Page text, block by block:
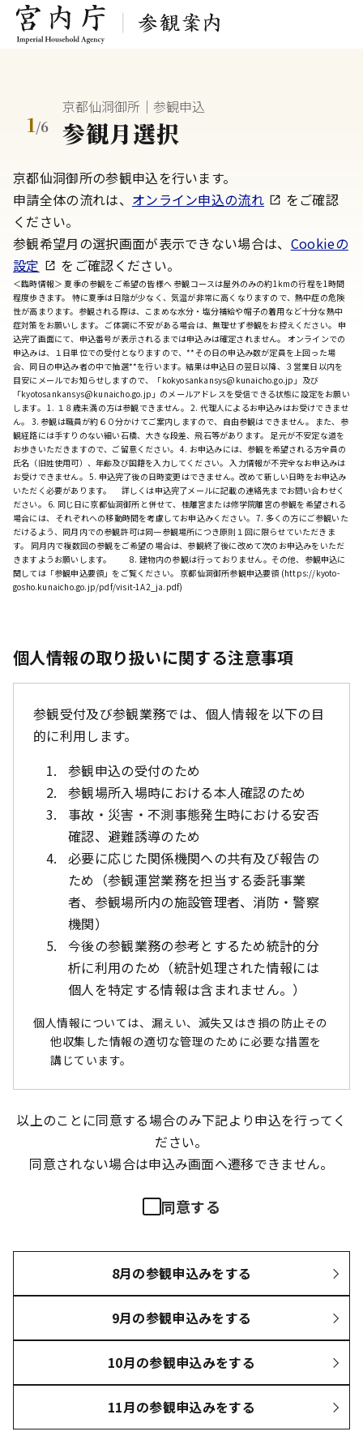
1/6
京都仙洞御所｜参観申込
参観月選択
京都仙洞御所の参観申込を行います。
申請全体の流れは、 オンライン申込の流れ
をご確認
ください。
参観希望月の選択画面が表示できない場合は、 Cookieの
設定
をご確認ください。
＜臨時情報＞ 夏季の参観をご希望の皆様へ 参観コースは屋外のみの約1kmの行程を1時間
程度歩きます。 特に夏季は日陰が少なく、気温が非常に高くなりますので、熱中症の危険
性が高まります。参観される際は、こまめな水分・塩分補給や帽子の着用など十分な熱中
症対策をお願いします。 ご体調に不安がある場合は、無理せず参観をお控えください。 申
込完了画面にて、申込番号が表示されるまでは申込みは確定されません。 オンラインでの
申込みは、１日単位での受付となりますので、**その日の申込み数が定員を上回った場
合、同日の申込み者の中で抽選**を行います。結果は申込日の翌日以降、３営業日以内を
目安にメールでお知らせしますので、「kokyosankansys@kunaicho.go.jp」及び
「kyotosankansys@kunaicho.go.jp」のメールアドレスを受信できる状態に設定をお願い
します。 1. １８歳未満の方は参観できません。 2. 代理人によるお申込みはお受けできませ
ん。 3. 参観は職員が約６０分かけてご案内しますので、自由参観はできません。 また、参
観経路には手すりのない細い石橋、大きな段差、飛石等があります。 足元が不安定な道を
お歩きいただきますので、ご留意ください。 4. お申込みには、参観を希望される方全員の
氏名（旧姓使用可）、年齢及び国籍を入力してください。 入力情報が不完全なお申込みは
お受けできません。 5. 申込完了後の日時変更はできません。改めて新しい日時をお申込み
いただく必要があります。 詳しくは申込完了メールに記載の連絡先までお問い合わせく
ださい。 6. 同じ日に京都仙洞御所と併せて、桂離宮または修学院離宮の参観を希望される
場合には、 それぞれへの移動時間を考慮してお申込みください。 7. 多くの方にご参観いた
だけるよう、同月内での参観許可は同一参観場所につき原則１回に限らせていただきま
す。 同月内で複数回の参観をご希望の場合は、参観終了後に改めて次のお申込みをいただ
きますようお願いします。 8. 建物内の参観は行っておりません。その他、参観申込に
関しては「参観申込要領」をご覧ください。 京都仙洞御所参観申込要領 (https://kyoto-
gosho.kunaicho.go.jp/pdf/visit-1A2_ja.pdf)
個人情報の取り扱いに関する注意事項
参観受付及び参観業務では、個人情報を以下の目
的に利用します。
参観申込の受付のため
参観場所入場時における本人確認のため
事故・災害・不測事態発生時における安否
確認、避難誘導のため
必要に応じた関係機関への共有及び報告の
ため（参観運営業務を担当する委託事業
者、参観場所内の施設管理者、消防・警察
機関）
今後の参観業務の参考とするため統計的分
析に利用のため（統計処理された情報には
個人を特定する情報は含まれません。）
個人情報については、漏えい、滅失又はき損の防止その
他収集した情報の適切な管理のために必要な措置を
講じています。
以上のことに同意する場合のみ下記より申込を行ってく
ださい。
同意されない場合は申込み画面へ遷移できません。
同意する
8月の参観申込みをする
9月の参観申込みをする
10月の参観申込みをする
11月の参観申込みをする